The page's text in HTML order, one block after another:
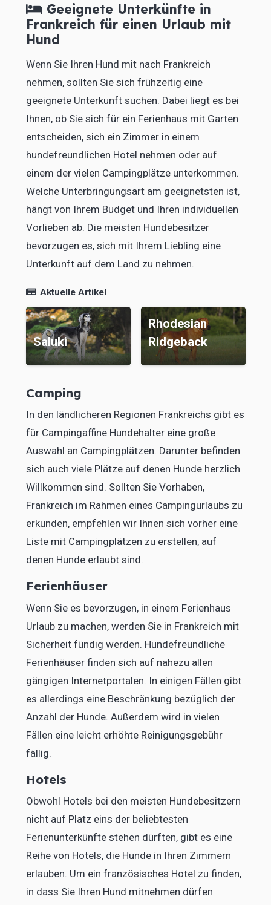
Geeignete Unterkünfte in
Frankreich für einen Urlaub mit
Hund
Wenn Sie Ihren Hund mit nach Frankreich
nehmen, sollten Sie sich frühzeitig eine
geeignete Unterkunft suchen. Dabei liegt es bei
Ihnen, ob Sie sich für ein Ferienhaus mit Garten
entscheiden, sich ein Zimmer in einem
hundefreundlichen Hotel nehmen oder auf
einem der vielen Campingplätze unterkommen.
Welche Unterbringungsart am geeignetsten ist,
hängt von Ihrem Budget und Ihren individuellen
Vorlieben ab. Die meisten Hundebesitzer
bevorzugen es, sich mit Ihrem Liebling eine
Unterkunft auf dem Land zu nehmen.
Aktuelle Artikel
Saluki
Rhodesian
Ridgeback
Camping
In den ländlicheren Regionen Frankreichs gibt es
für Campingaffine Hundehalter eine große
Auswahl an Campingplätzen. Darunter befinden
sich auch viele Plätze auf denen Hunde herzlich
Willkommen sind. Sollten Sie Vorhaben,
Frankreich im Rahmen eines Campingurlaubs zu
erkunden, empfehlen wir Ihnen sich vorher eine
Liste mit Campingplätzen zu erstellen, auf
denen Hunde erlaubt sind.
Ferienhäuser
Wenn Sie es bevorzugen, in einem Ferienhaus
Urlaub zu machen, werden Sie in Frankreich mit
Sicherheit fündig werden. Hundefreundliche
Ferienhäuser finden sich auf nahezu allen
gängigen Internetportalen. In einigen Fällen gibt
es allerdings eine Beschränkung bezüglich der
Anzahl der Hunde. Außerdem wird in vielen
Fällen eine leicht erhöhte Reinigungsgebühr
fällig.
Hotels
Obwohl Hotels bei den meisten Hundebesitzern
nicht auf Platz eins der beliebtesten
Ferienunterkünfte stehen dürften, gibt es eine
Reihe von Hotels, die Hunde in Ihren Zimmern
erlauben. Um ein französisches Hotel zu finden,
in dass Sie Ihren Hund mitnehmen dürfen